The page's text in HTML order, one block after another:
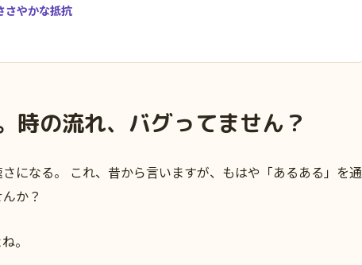
さやかな抵抗
時の流れ、バグってません？
になる。 これ、昔から言いますが、もはや「あるある」を通
か？
。